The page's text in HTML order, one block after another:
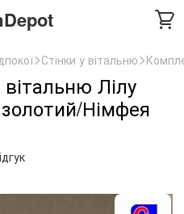
Стінки у вітальню
Лілу
Німфея